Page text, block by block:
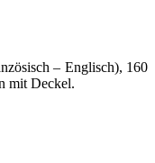
– Englisch), 160
mit Deckel.